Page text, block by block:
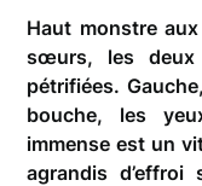
Haut monstre
sœurs, les deux
pétrifiées.
bouche, les
immense est un
agrandis